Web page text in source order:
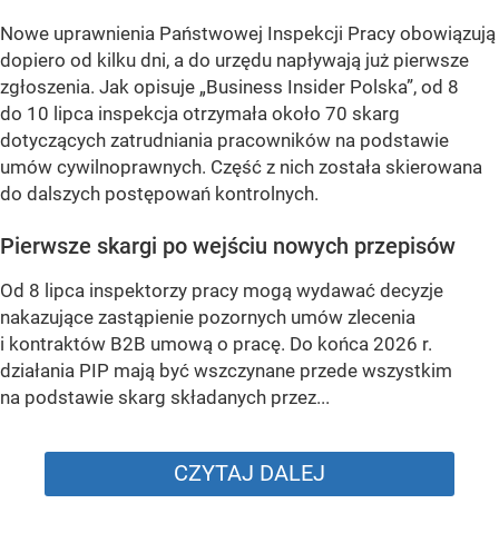
Nowe uprawnienia Państwowej Inspekcji Pracy obowiązują
dopiero od kilku dni, a do urzędu napływają już pierwsze
zgłoszenia. Jak opisuje „Business Insider Polska”, od 8
do 10 lipca inspekcja otrzymała około 70 skarg
dotyczących zatrudniania pracowników na podstawie
umów cywilnoprawnych. Część z nich została skierowana
do dalszych postępowań kontrolnych.
Pierwsze skargi po wejściu nowych przepisów
Od 8 lipca inspektorzy pracy mogą wydawać decyzje
nakazujące zastąpienie pozornych umów zlecenia
i kontraktów B2B umową o pracę. Do końca 2026 r.
działania PIP mają być wszczynane przede wszystkim
na podstawie skarg składanych przez...
CZYTAJ DALEJ